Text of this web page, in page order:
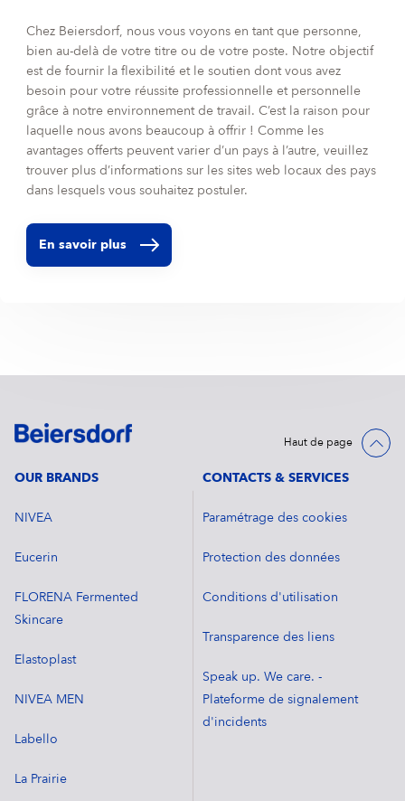
Chez Beiersdorf, nous vous voyons en tant que personne,
bien au-delà de votre titre ou de votre poste. Notre objectif
est de fournir la flexibilité et le soutien dont vous avez
besoin pour votre réussite professionnelle et personnelle
grâce à notre environnement de travail. C’est la raison pour
laquelle nous avons beaucoup à offrir ! Comme les
avantages offerts peuvent varier d’un pays à l’autre, veuillez
trouver plus d’informations sur les sites web locaux des pays
dans lesquels vous souhaitez postuler.
En savoir plus
Haut de page
OUR BRANDS
NIVEA
Eucerin
FLORENA Fermented
Skincare
Elastoplast
NIVEA MEN
Labello
La Prairie
CONTACTS & SERVICES
Paramétrage des cookies
Protection des données
Conditions d'utilisation
Transparence des liens
Speak up. We care. -
Plateforme de signalement
d'incidents